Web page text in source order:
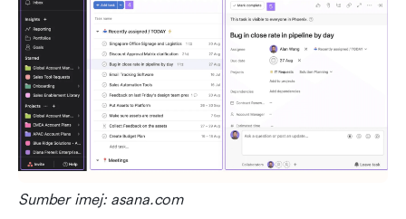
Sumber imej: asana.com